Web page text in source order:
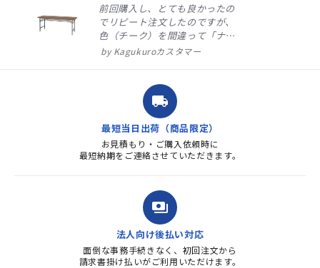
前回購入し、とても良かったの
でリピート注文したのですが、
色（チーク）を間違って「ナチ
ュラル」としてしまいました。
ました。商品到着も早く、品
質・使いやすさで満足していま
す。また、リピートするときは
よろしくお...
Kagukuroカスタマー
local_shipping
最短当日出荷（商品限定）
お見積もり・ご購入依頼時に
最短納期をご連絡させていただきます。
payments
法人向け後払い対応
面倒な事務手続きなく、初回注文から
請求書掛け払いがご利用いただけます。